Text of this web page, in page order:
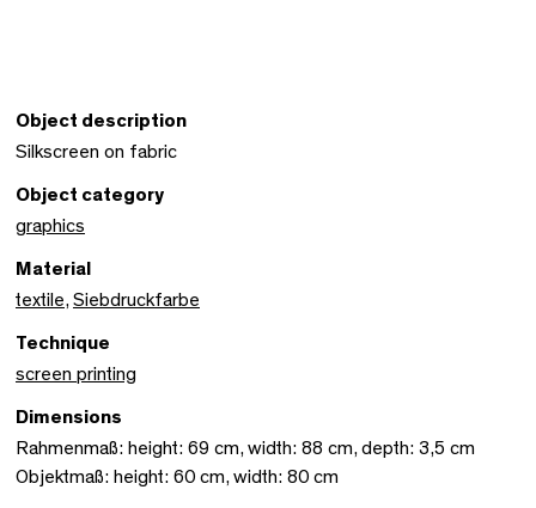
Object description
Silkscreen on fabric
Object category
graphics
Material
textile, Siebdruckfarbe
Technique
screen printing
Dimensions
Rahmenmaß: height: 69 cm, width: 88 cm, depth: 3,5 cm
Objektmaß: height: 60 cm, width: 80 cm